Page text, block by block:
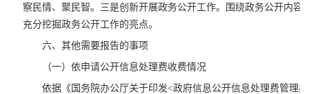
察民情、聚民智。三是创新开展政务公开工作。围绕政务公开内容
充分挖掘政务公开工作的亮点。
六、其他需要报告的事项
（一）依申请公开信息处理费收费情况
依据《国务院办公厅关于印发<政府信息公开信息处理费管理